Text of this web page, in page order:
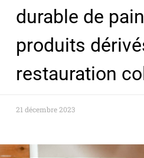
durable de
produits
restauration
21 décembre 2023